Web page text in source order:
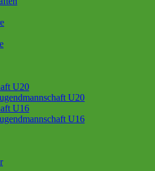
U20
U20
U16
U16